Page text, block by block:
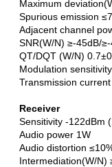
Maximum
Spurious emission
Adjacent channel
SNR(W/N) ≥-45dB/
QT/DQT (W/N)
Modulation
Transmission
Receiver
Sensitivity -122dBm
Audio power 1W
Audio distortion
Intermediation(W/N)